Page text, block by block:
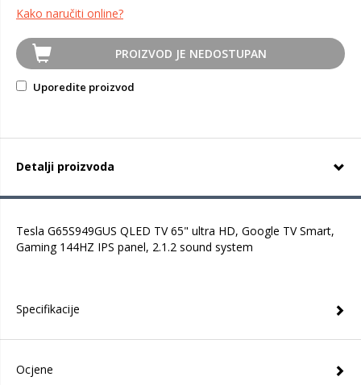
Kako naručiti online?
PROIZVOD JE NEDOSTUPAN
Uporedite proizvod
Detalji proizvoda
Tesla G65S949GUS QLED TV 65" ultra HD, Google TV Smart,
Gaming 144HZ IPS panel, 2.1.2 sound system
Specifikacije
Ocjene